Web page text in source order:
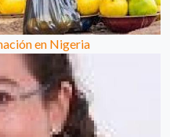
en Nigeria